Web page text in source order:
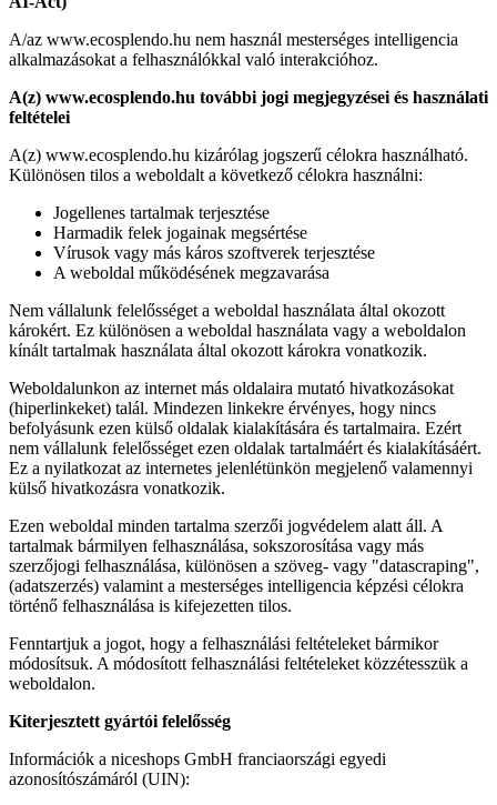
A/az www.ecosplendo.hu nem használ mesterséges intelligencia
alkalmazásokat a felhasználókkal való interakcióhoz.
A(z) www.ecosplendo.hu további jogi megjegyzései és használati
feltételei
A(z) www.ecosplendo.hu kizárólag jogszerű célokra használható.
Különösen tilos a weboldalt a következő célokra használni:
Jogellenes tartalmak terjesztése
Harmadik felek jogainak megsértése
Vírusok vagy más káros szoftverek terjesztése
A weboldal működésének megzavarása
Nem vállalunk felelősséget a weboldal használata által okozott
károkért. Ez különösen a weboldal használata vagy a weboldalon
kínált tartalmak használata által okozott károkra vonatkozik.
Weboldalunkon az internet más oldalaira mutató hivatkozásokat
(hiperlinkeket) talál. Mindezen linkekre érvényes, hogy nincs
befolyásunk ezen külső oldalak kialakítására és tartalmaira. Ezért
nem vállalunk felelősséget ezen oldalak tartalmáért és kialakításáért.
Ez a nyilatkozat az internetes jelenlétünkön megjelenő valamennyi
külső hivatkozásra vonatkozik.
Ezen weboldal minden tartalma szerzői jogvédelem alatt áll. A
tartalmak bármilyen felhasználása, sokszorosítása vagy más
szerzőjogi felhasználása, különösen a szöveg- vagy "datascraping",
(adatszerzés) valamint a mesterséges intelligencia képzési célokra
történő felhasználása is kifejezetten tilos.
Fenntartjuk a jogot, hogy a felhasználási feltételeket bármikor
módosítsuk. A módosított felhasználási feltételeket közzétesszük a
weboldalon.
Kiterjesztett gyártói felelősség
Információk a niceshops GmbH franciaországi egyedi
azonosítószámáról (UIN):